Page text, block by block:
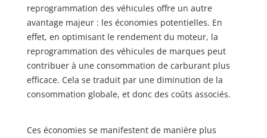
reprogrammation des véhicules offre un autre
avantage majeur : les économies potentielles. En
effet, en optimisant le rendement du moteur, la
reprogrammation des véhicules de marques peut
contribuer à une consommation de carburant plus
efficace. Cela se traduit par une diminution de la
consommation globale, et donc des coûts associés.
Ces économies se manifestent de manière plus